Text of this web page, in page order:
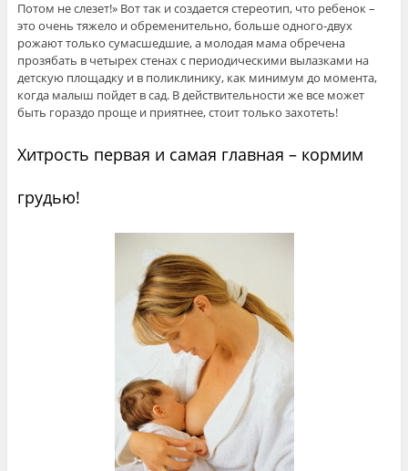
Потом не слезет!» Вот так и создается стереотип, что ребенок –
это очень тяжело и обременительно, больше одного-двух
рожают только сумасшедшие, а молодая мама обречена
прозябать в четырех стенах с периодическими вылазками на
детскую площадку и в поликлинику, как минимум до момента,
когда малыш пойдет в сад. В действительности же все может
быть гораздо проще и приятнее, стоит только захотеть!
Хитрость первая и самая главная – кормим
грудью!